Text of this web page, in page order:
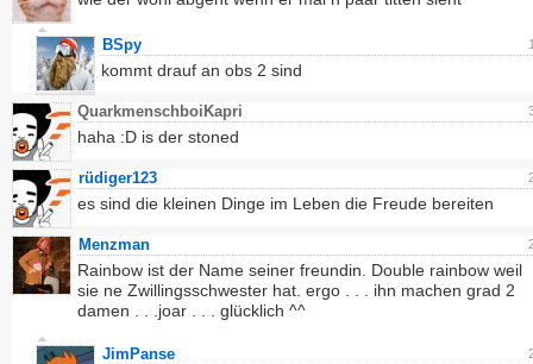
BSpy
kommt drauf an obs 2 sind
QuarkmenschboiKapri
haha :D is der stoned
rüdiger123
es sind die kleinen Dinge im Leben die Freude bereiten
Menzman
Rainbow ist der Name seiner freundin. Double rainbow weil
sie ne Zwillingsschwester hat. ergo . . . ihn machen grad 2
damen . . .joar . . . glücklich ^^
JimPanse